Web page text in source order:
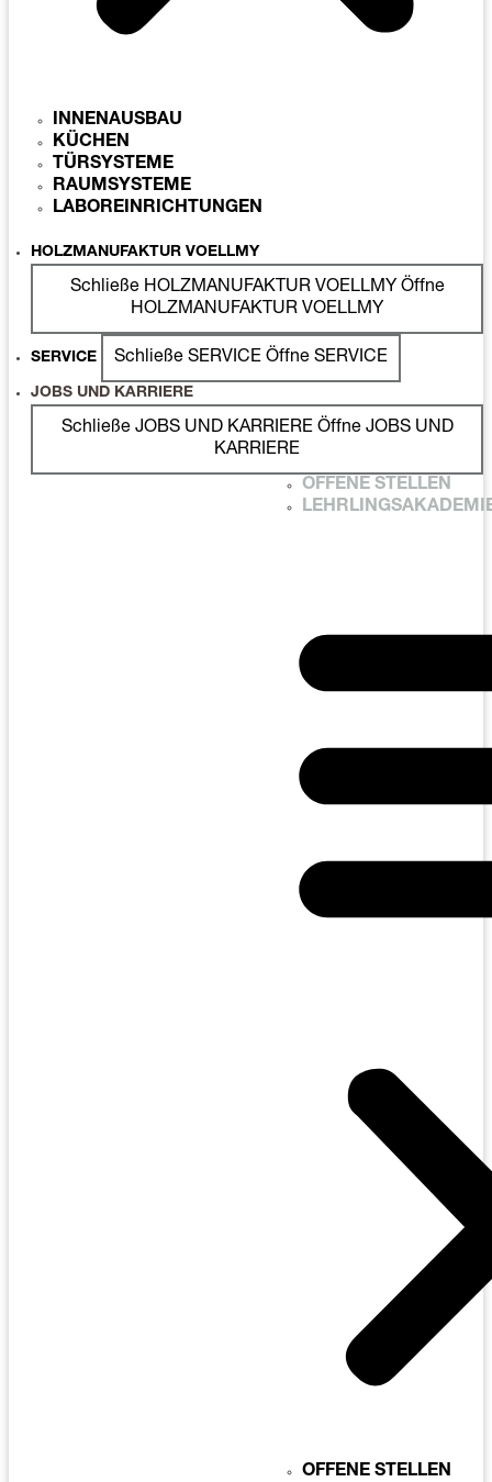
INNENAUSBAU
KÜCHEN
TÜRSYSTEME
RAUMSYSTEME
LABOREINRICHTUNGEN
HOLZMANUFAKTUR VOELLMY
Schließe HOLZMANUFAKTUR VOELLMY Öffne
HOLZMANUFAKTUR VOELLMY
SERVICE Schließe SERVICE Öffne SERVICE
JOBS UND KARRIERE
Schließe JOBS UND KARRIERE Öffne JOBS UND
KARRIERE
OFFENE STELLEN
OFFENE STELLEN